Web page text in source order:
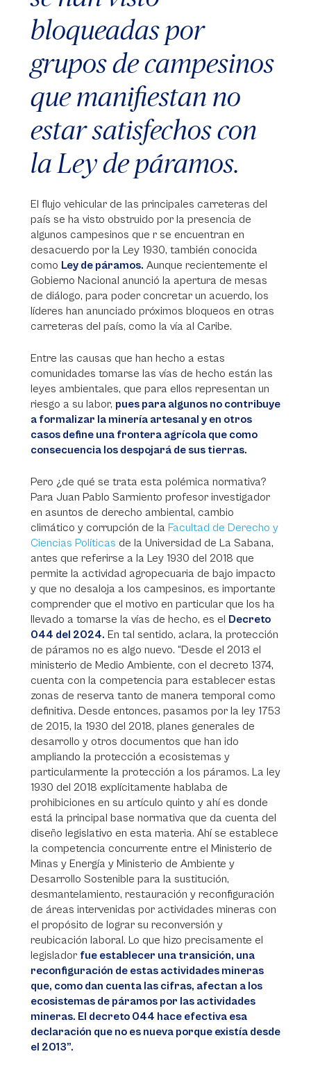
bloqueadas por
grupos de campesinos
que manifiestan no
estar satisfechos con
la Ley de páramos.
El flujo vehicular de las principales carreteras del
país se ha visto obstruido por la presencia de
algunos campesinos que r se encuentran en
desacuerdo por la Ley 1930, también conocida
como Ley de páramos. Aunque recientemente el
Gobierno Nacional anunció la apertura de mesas
de diálogo, para poder concretar un acuerdo, los
líderes han anunciado próximos bloqueos en otras
carreteras del país, como la vía al Caribe.
Entre las causas que han hecho a estas
comunidades tomarse las vías de hecho están las
leyes ambientales, que para ellos representan un
riesgo a su labor, pues para algunos no contribuye
a formalizar la minería artesanal y en otros
casos define una frontera agrícola que como
consecuencia los despojará de sus tierras.
Pero ¿de qué se trata esta polémica normativa?
Para Juan Pablo Sarmiento profesor investigador
en asuntos de derecho ambiental, cambio
climático y corrupción de la Facultad de Derecho y
Ciencias Políticas de la Universidad de La Sabana,
antes que referirse a la Ley 1930 del 2018 que
permite la actividad agropecuaria de bajo impacto
y que no desaloja a los campesinos, es importante
comprender que el motivo en particular que los ha
llevado a tomarse la vías de hecho, es el Decreto
044 del 2024. En tal sentido, aclara, la protección
de páramos no es algo nuevo. “Desde el 2013 el
ministerio de Medio Ambiente, con el decreto 1374,
cuenta con la competencia para establecer estas
zonas de reserva tanto de manera temporal como
definitiva. Desde entonces, pasamos por la ley 1753
de 2015, la 1930 del 2018, planes generales de
desarrollo y otros documentos que han ido
ampliando la protección a ecosistemas y
particularmente la protección a los páramos. La ley
1930 del 2018 explícitamente hablaba de
prohibiciones en su artículo quinto y ahí es donde
está la principal base normativa que da cuenta del
diseño legislativo en esta materia. Ahí se establece
la competencia concurrente entre el Ministerio de
Minas y Energía y Ministerio de Ambiente y
Desarrollo Sostenible para la sustitución,
desmantelamiento, restauración y reconfiguración
de áreas intervenidas por actividades mineras con
el propósito de lograr su reconversión y
reubicación laboral. Lo que hizo precisamente el
legislador fue establecer una transición, una
reconfiguración de estas actividades mineras
que, como dan cuenta las cifras, afectan a los
ecosistemas de páramos por las actividades
mineras. El decreto 044 hace efectiva esa
declaración que no es nueva porque existía desde
el 2013”.